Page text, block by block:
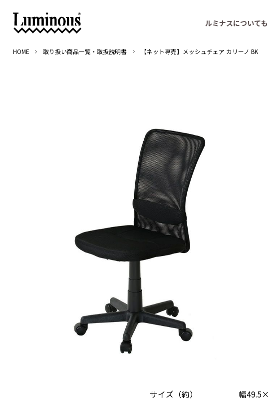
ルミナスについて
HOME 取り扱い商品一覧・取扱説明書 【ネット専売】メッシュチェア カリーノ BK
サイズ（約） 幅